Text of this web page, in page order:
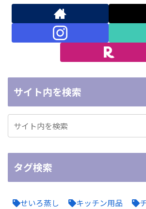
サイト内を検索
タグ検索
せいろ蒸し キッチン用品